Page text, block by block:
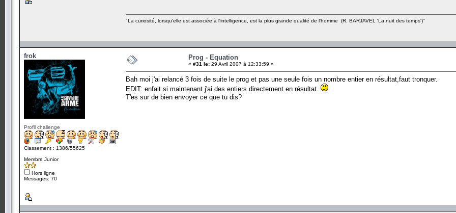
"La curiosité, lorsqu'elle est associée à l'intelligence, est la plus grande qualité de l'homme (R. BARJAVEL 'La nuit des temps')"
frok
Profil challenge
Classement : 1386/55625
Membre Junior
Hors ligne
Messages: 70
Prog - Equation
« #31 le: 29 Avril 2007 à 12:33:59 »
Bah moi j'ai relancé 3 fois de suite le prog et pas une seule fois un nombre entier en résultat,faut tronquer.
EDIT: enfait si maintenant j'ai des entiers directement en résultat.
T'es sur de bien envoyer ce que tu dis?